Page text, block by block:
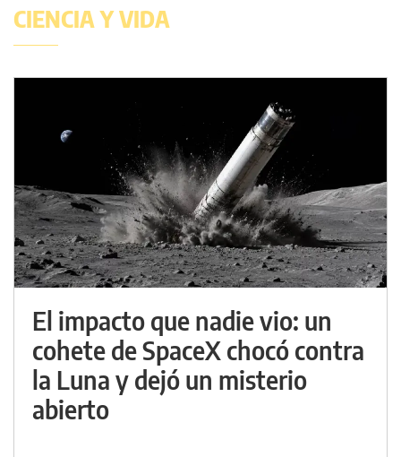
CIENCIA Y VIDA
El impacto que nadie vio: un
cohete de SpaceX chocó contra
la Luna y dejó un misterio
abierto